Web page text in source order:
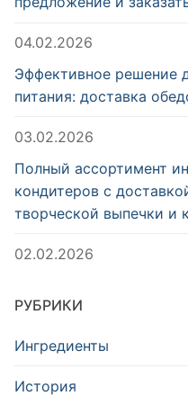
04.02.2026
Эффективное решение
питания: доставка
03.02.2026
Полный ассортимент
кондитеров с
творческой выпечки и
02.02.2026
РУБРИКИ
Ингредиенты
История